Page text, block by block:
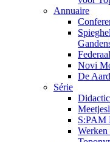
Annuaire
Novi
De
Série
S:PAM